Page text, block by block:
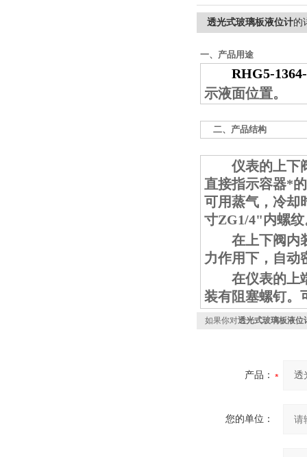
透光式玻璃板液位计的
一、产品用途
RHG5-
示液面位置。
二、产品结构
仪表的上下阀
直接指示容器*
可用蒸气，冷却
寸ZG1/4"内螺纹
在上下阀内装
力作用下，自动
在仪表的上端
装有阻塞螺钉。
如果你对透光式玻璃板液位
产品：
您的单位：